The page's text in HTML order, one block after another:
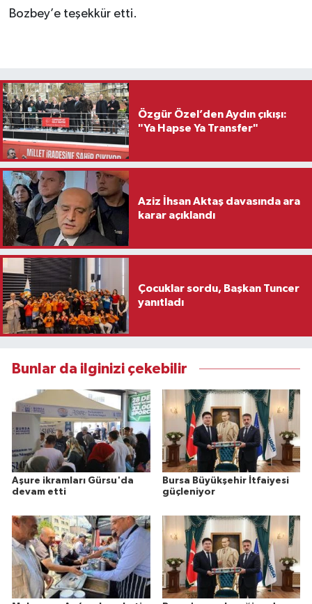
Bozbey’e teşekkür etti.
Özgür Özel’den Aydın çıkışı:
"Ya Hapse Ya Transfer"
Aziz İhsan Aktaş davasında ara
karar açıklandı
Çocuklar sordu, Başkan Tuncer
yanıtladı
Bunlar da ilginizi çekebilir
Aşure ikramları Gürsu'da
devam etti
Bursa Büyükşehir İtfaiyesi
güçleniyor